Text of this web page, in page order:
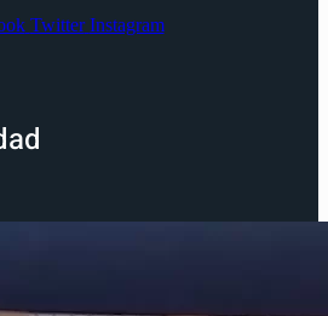
Twitter Instagram